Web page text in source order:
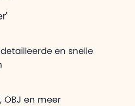
en snelle
OBJ en meer